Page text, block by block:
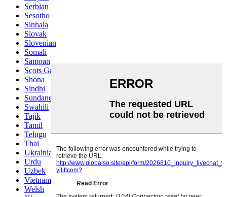
Serbian
Sesotho
Sinhala
Slovak
Slovenian
Somali
Samoan
Scots Gaelic
Shona
Sindhi
Sundanese
Swahili
Tajik
Tamil
Telugu
Thai
Ukrainian
Urdu
Uzbek
Vietnamese
Welsh